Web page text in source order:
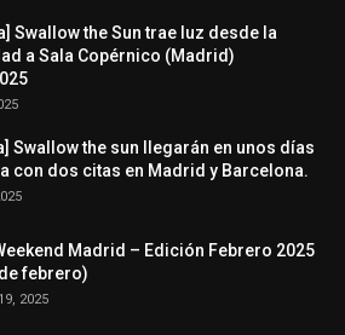
Swallow the Sun trae luz desde la
a Sala Copérnico (Madrid)
Swallow the sun llegarán en unos días
con dos citas en Madrid y Barcelona.
Madrid – Edición Febrero 2025
febrero)
2025